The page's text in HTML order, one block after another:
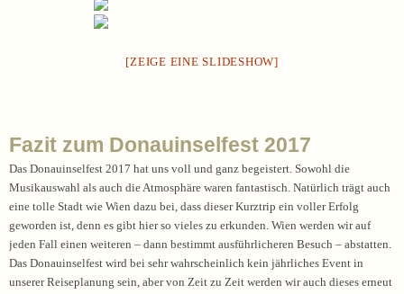
[ZEIGE EINE SLIDESHOW]
Fazit zum Donauinselfest 2017
Das Donauinselfest 2017 hat uns voll und ganz begeistert. Sowohl die
Musikauswahl als auch die Atmosphäre waren fantastisch. Natürlich trägt auch
eine tolle Stadt wie Wien dazu bei, dass dieser Kurztrip ein voller Erfolg
geworden ist, denn es gibt hier so vieles zu erkunden. Wien werden wir auf
jeden Fall einen weiteren – dann bestimmt ausführlicheren Besuch – abstatten.
Das Donauinselfest wird bei sehr wahrscheinlich kein jährliches Event in
unserer Reiseplanung sein, aber von Zeit zu Zeit werden wir auch dieses erneut